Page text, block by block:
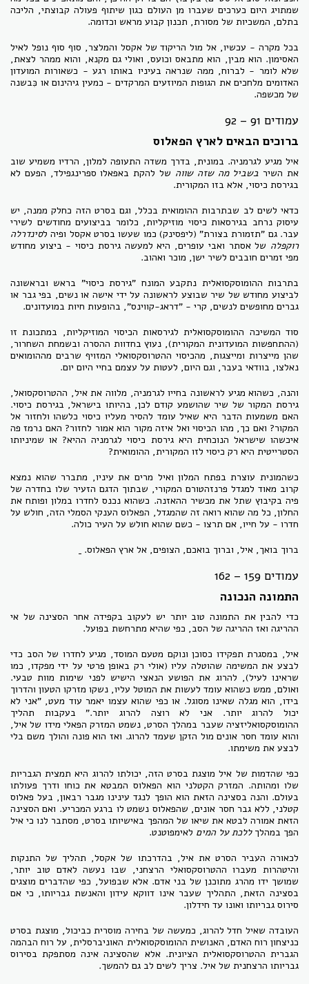
שמתויג היום כערכים שעברו מן העולם כגון שיתוף פעולה קבוצתי, הליכה
בתלם, המשכיות של מסורת, תכנון קבוע מראש וכדומה.
בכל מקרה - עכשיו, אל מול הריקוד של אקסל והמלצר, סוף סוף נופל לאיל
האסימון. הוא מבין, הוא מתבאס וכועס, ואולי גם מקנא, והוא ממהר לצאת,
שלא לומר - לברוח, ממה שנראה בעיניו באותו רגע - כשאורות המועדון
האדומים מלחכים את הגופות המיוזעים המרקדים - כמעין גיהינום או כִּבשנה
של מכשפה.
עמודים 91 – 92
ברוכים הבאים לארץ הפאלוס
איל מגיע לגרמניה. במונית, בדרך משדה התעופה למלון, הרדיו משמיע שוב
את השיר בשביל מה שזה שווה של להקת באפאלו ספרינגפילד, הפעם לא
בגירסת כיסוי, אלא בזו המקורית.
כדאי לשים לב שבתרבות ההומואית בכלל, וגם בסרט הזה כחלק ממנה, יש
עיסוק נרחב בגירסאות כיסוי מוזיקליות, כלומר בביצועים מחודשים לשירי
עבר. גם "תזמורת בצורת" (ליפסינק) כמו שעשו בסרט אקסל ופיה לסינדרלה
רוקפלה של אסתר ואבי עופרים, היא למעשה גירסת כיסוי - ביצוע מחודש
מפי זמרים חובבים לשיר ישן, מוכר ואהוב.
בתרבות ההומוסקסואלית נתקבע המונח "גירסת כיסוי" בראש ובראשונה
לביצוע מחודש של שיר שבוצע לראשונה על ידי אישה או נשים, בפי גבר או
גברים מחופשים לנשים, קרי - "דראג-קווינס", בהופעות חיות במועדונים.
סוד המשיכה ההומוסקסואלית לגירסאות הכיסוי המוזיקליות, במתכונת זו
(ההתחפשות המועדונית המקורית), נעוץ בחדוות ההסרה ובשמחת השחרור,
שהן מייצרות ומייצגות, מהכיסוי ההטרוסקסואלי המזויף שרבים מההומואים
נאלצו, בוודאי בעבר, וגם היום, לעטות על עצמם בחיי היום יום.
והנה, כשהוא מגיע לראשונה בחייו לגרמניה, מלווה את איל, ההטרוסקסואל,
גירסת המקור של שיר שהושמע קודם לכן, בהיותו בישראל, בגירסת כיסוי.
האם משמעות הדבר היא שאיל עומד להסיר מעליו כיסוי כלשהו ולחזור אל
המקור? ואם כך, מהו הכיסוי ואל איזה מקור הוא אמור לחזור? האם נרמז פה
איכשהו שישראל הנוכחית היא גירסת כיסוי לגרמניה ההיא? או שמיניותו
הסטרייטית היא רק כיסוי לזו המקורית, ההומואית?
כשהמונית עוצרת בפתח המלון ואיל מרים את עיניו, מתברר שהוא נמצא
קרוב מאוד למגדל פרנזהטורם המקורי, שבתוך הדגם הזעיר שלו בחדרה של
פיה בקיבוץ שתל את מכשיר ההאזנה. כשהוא נכנס לחדרו במלון ופותח את
החלון, כל מה שהוא רואה זה שהמגדל, הפאלוס הענקי הסמלי הזה, חולש על
חדרו - על חייו, אם תרצו - כשם שהוא חולש על העיר כולה.
ברוך בואך, איל, וברוך בואכם, הצופים, אל ארץ הפאלוס.
עמודים 159 – 162
התמונה הנכונה
כדי להבין את התמונה טוב יותר יש לעקוב בקפידה אחר הסצינה של אי
ההריגה ואז ההריגה של הסב, כפי שהיא מתרחשת בפועל.
איל, במסגרת תפקידו כסוכן ונוקם מטעם המוסד, מגיע לחדרו של הסב כדי
לבצע את המשימה שהוטלה עליו (אולי רק באופן פרטי על ידי מפקדו, כמו
שראינו לעיל), להרוג את הפושע הנאצי הישיש לפני שימות מוות טבעי.
ואולם, ממש כשהוא עומד לעשות את המוטל עליו, נשקו מזרקו הטעון והדרוך
בידו, הוא מגלה שאינו מסוגל. או כפי שהוא עצמו יאמר עוד מעט, "אני לא
יכול להרוג יותר. אני לא רוצה להרוג יותר." בעקבות תהליך
ההומוסקסואליזציה שעבר במהלך הסרט, נשמט המזרק הפאלי מידו של איל,
והוא עומד חסר אונים מול הזקן שעמד להרוג. ואז הוא פונה והולך משם בלי
לבצע את משימתו.
כפי שהדמות של איל מוצגת בסרט הזה, יכולתו להרוג היא תמצית הגבריות
שלו ומהותה. המזרק הקטלני הוא הפאלוס המבטא את כוחו ודרך פעולתו
בעולם. והנה בסצינה הזאת הוא הופך לנגד עינינו מגבר רבאון, בעל פאלוס
קטלני, ללא גבר חסר אונים, שהפאלוס נשמט לו ברגע המכריע. ואם הסצינה
הזאת אמורה לבטא את שיאו של המהפך באישיותו בסרט, מסתבר לנו כי איל
הפך במהלךללכת על המים לאימפוטנט.
לכאורה העביר הסרט את איל, בהדרכתו של אקסל, תהליך של התנקות
והיטהרות מעברו ההטרוסקסואלי הרצחני, שבו נעשה לאדם טוב יותר,
שמושך ידו מהרג מתוכנן של בני אדם. אלא שבפועל, כפי שהדברים מוצגים
בסצינה הזאת, התהליך שעבר אינו דווקא עידון והאנשת גבריותו, כי אם
סירוס גבריותו ואונו עד חידלון.
העובדה שאיל חדל להרוג, כמעשה של בחירה מוסרית כביכול, מוצגת בסרט
כניצחון רוח האדם, האנושית ההומוסקסואלית האוניברסלית, על רוח הבהמה
הגברית ההטרוסקסואלית הציונית. אלא שהסצינה אינה מסתפקת בסירוס
גבריותו הרצחנית של איל. צריך לשים לב גם להמשך.